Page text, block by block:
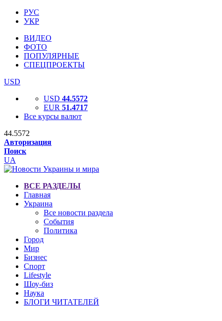
РУС
УКР
ВИДЕО
ФОТО
ПОПУЛЯРНЫЕ
СПЕЦПРОЕКТЫ
USD
USD 44.5572
EUR 51.4717
Все курсы валют
44.5572
Авторизация
Поиск
UA
ВСЕ РАЗДЕЛЫ
Главная
Украина
Все новости раздела
События
Политика
Город
Мир
Бизнес
Спорт
Lifestyle
Шоу-биз
Наука
БЛОГИ ЧИТАТЕЛЕЙ